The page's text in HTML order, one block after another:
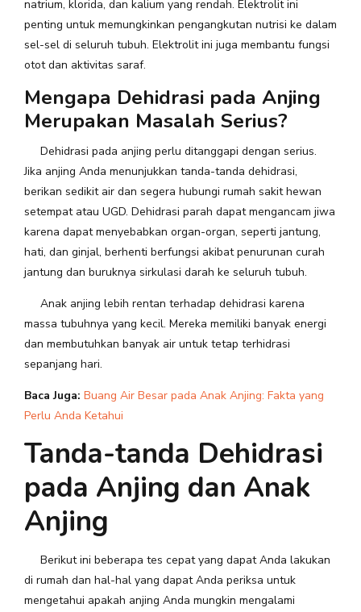
natrium, klorida, dan kalium yang rendah. Elektrolit ini
penting untuk memungkinkan pengangkutan nutrisi ke dalam
sel-sel di seluruh tubuh. Elektrolit ini juga membantu fungsi
otot dan aktivitas saraf.
Mengapa Dehidrasi pada Anjing
Merupakan Masalah Serius?
Dehidrasi pada anjing perlu ditanggapi dengan serius.
Jika anjing Anda menunjukkan tanda-tanda dehidrasi,
berikan sedikit air dan segera hubungi rumah sakit hewan
setempat atau UGD. Dehidrasi parah dapat mengancam jiwa
karena dapat menyebabkan organ-organ, seperti jantung,
hati, dan ginjal, berhenti berfungsi akibat penurunan curah
jantung dan buruknya sirkulasi darah ke seluruh tubuh.
Anak anjing lebih rentan terhadap dehidrasi karena
massa tubuhnya yang kecil. Mereka memiliki banyak energi
dan membutuhkan banyak air untuk tetap terhidrasi
sepanjang hari.
Baca Juga: Buang Air Besar pada Anak Anjing: Fakta yang
Perlu Anda Ketahui
Tanda-tanda Dehidrasi
pada Anjing dan Anak
Anjing
Berikut ini beberapa tes cepat yang dapat Anda lakukan
di rumah dan hal-hal yang dapat Anda periksa untuk
mengetahui apakah anjing Anda mungkin mengalami